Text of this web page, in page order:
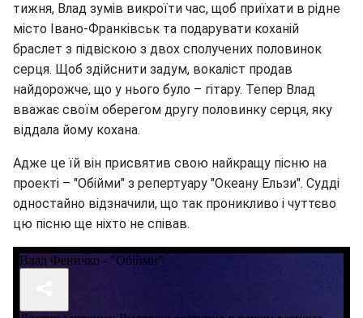
тижня, Влад зумів викроїти час, щоб приїхати в рідне
місто Івано-Франківськ та подарувати коханій
браслет з підвіскою з двох сполучених половинок
серця. Щоб здійснити задум, вокаліст продав
найдорожче, що у нього було – гітару. Тепер Влад
вважає своїм оберегом другу половинку серця, яку
віддала йому кохана.
Адже це їй він присвятив свою найкращу пісню на
проекті – "Обійми" з репертуару "Океану Ельзи". Судді
одностайно відзначили, що так проникливо і чуттєво
цю пісню ще ніхто не співав.